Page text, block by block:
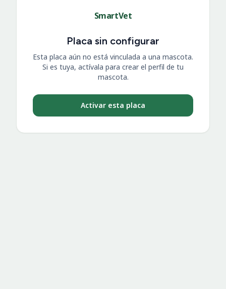
SmartVet
Placa sin configurar
Esta placa aún no está vinculada a una mascota.
Si es tuya, actívala para crear el perfil de tu
mascota.
Activar esta placa